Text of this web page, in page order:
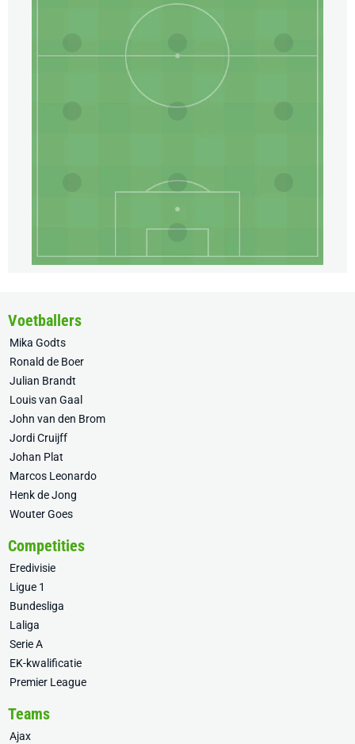
Voetballers
Mika Godts
Ronald de Boer
Julian Brandt
Louis van Gaal
John van den Brom
Jordi Cruijff
Johan Plat
Marcos Leonardo
Henk de Jong
Wouter Goes
Competities
Eredivisie
Ligue 1
Bundesliga
Laliga
Serie A
EK-kwalificatie
Premier League
Teams
Ajax